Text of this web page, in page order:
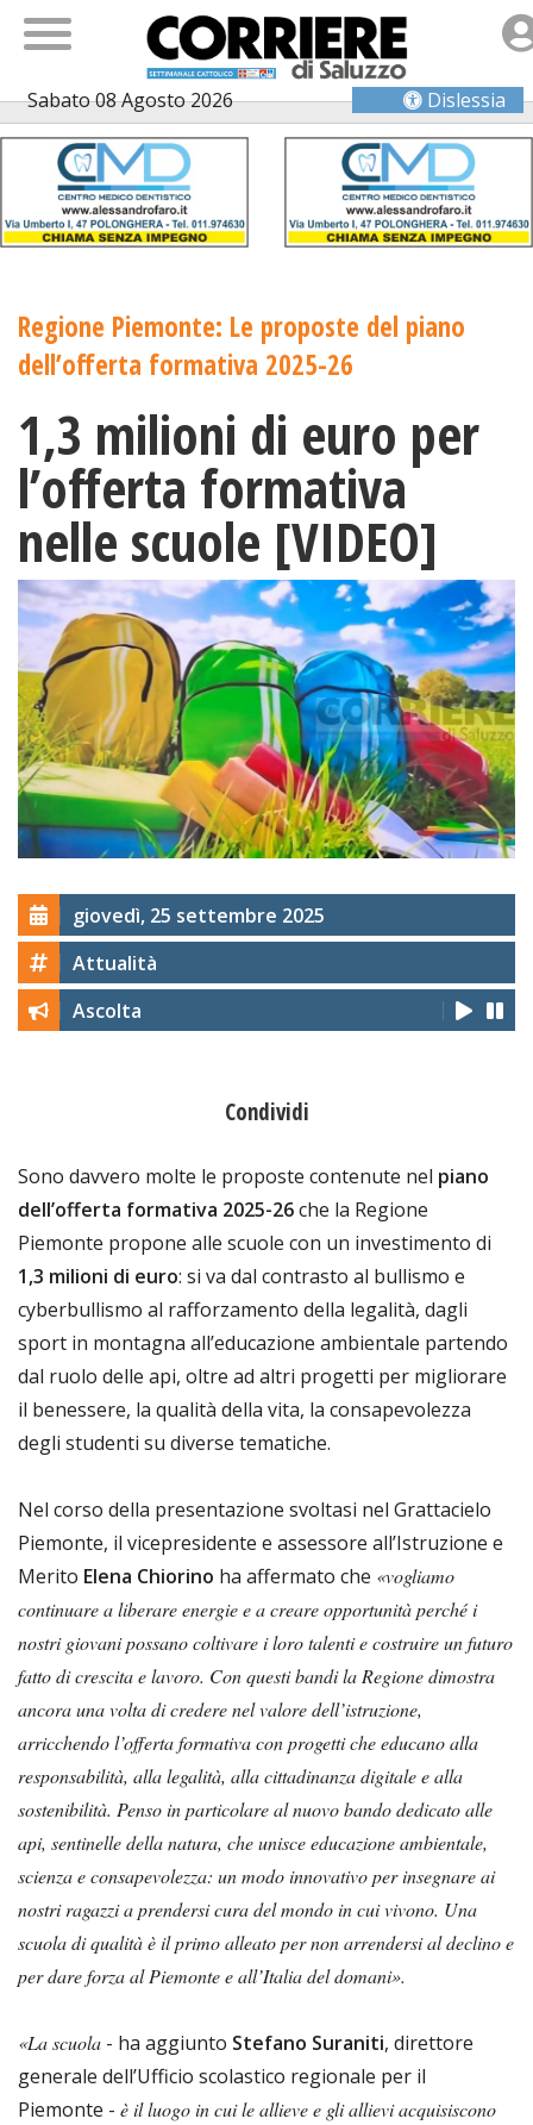
Sabato 08 Agosto 2026 Dislessia
Regione Piemonte: Le proposte del piano
dell’offerta formativa 2025-26
1,3 milioni di euro per
l’offerta formativa
nelle scuole [VIDEO]
giovedì, 25 settembre 2025
Attualità
Ascolta
Condividi
Sono davvero molte le proposte contenute nel piano
dell’offerta formativa 2025-26che la Regione
Piemonte propone alle scuole con un investimento di
1,3 milioni di euro: si va dal contrasto al bullismo e
cyberbullismo al rafforzamento della legalità, dagli
sport in montagna all’educazione ambientale partendo
dal ruolo delle api, oltre ad altri progetti per migliorare
il benessere, la qualità della vita, la consapevolezza
degli studenti su diverse tematiche.
Nel corso della presentazione svoltasi nel Grattacielo
Piemonte, il vicepresidente e assessore all’Istruzione e
Merito Elena Chiorino ha affermato che «vogliamo
continuare a liberare energie e a creare opportunità perché i
nostri giovani possano coltivare i loro talenti e costruire un futuro
fatto di crescita e lavoro. Con questi bandi la Regione dimostra
ancora una volta di credere nel valore dell’istruzione,
arricchendo l’offerta formativa con progetti che educano alla
responsabilità, alla legalità, alla cittadinanza digitale e alla
sostenibilità. Penso in particolare al nuovo bando dedicato alle
api, sentinelle della natura, che unisce educazione ambientale,
scienza e consapevolezza: un modo innovativo per insegnare ai
nostri ragazzi a prendersi cura del mondo in cui vivono. Una
scuola di qualità è il primo alleato per non arrendersi al declino e
per dare forza al Piemonte e all’Italia del domani».
«La scuola - ha aggiunto Stefano Suraniti, direttore
generale dell’Ufficio scolastico regionale per il
Piemonte - è il luogo in cui le allieve e gli allievi acquisiscono